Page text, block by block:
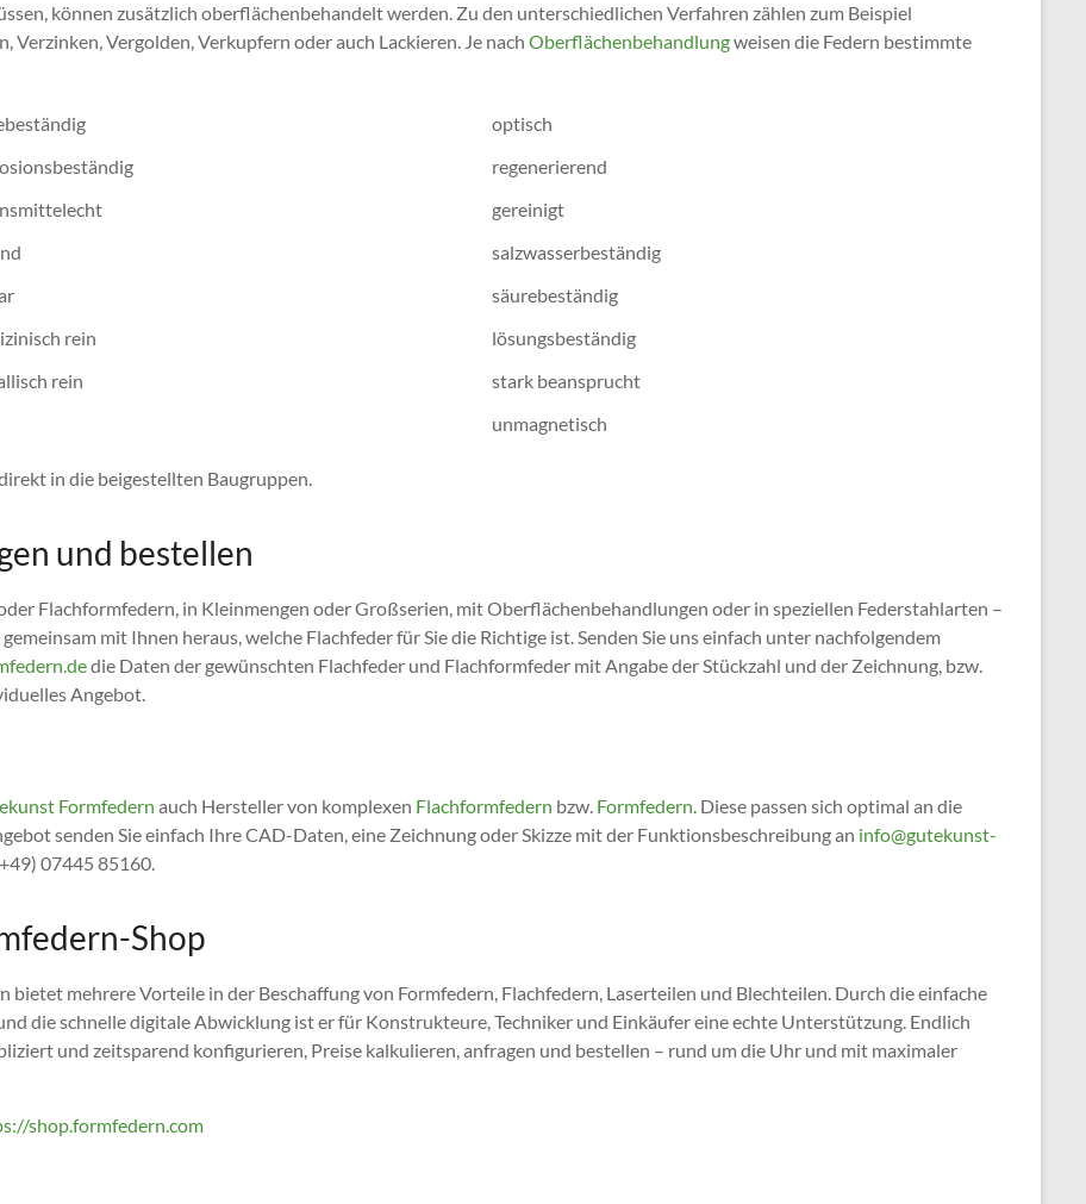
können zusätzlich oberflächenbehandelt werden. Zu den unterschiedlichen Verfahren zählen zum Beispiel
Vergolden, Verkupfern oder auch Lackieren. Je nach Oberflächenbehandlungweisen die Federn bestimmte
optisch
regenerierend
gereinigt
salzwasserbeständig
säurebeständig
rein
lösungsbeständig
rein
stark beansprucht
unmagnetisch
in die beigestellten Baugruppen.
und bestellen
Flachformfedern, in Kleinmengen oder Großserien, mit Oberflächenbehandlungen oder in speziellen Federstahlarten –
mit Ihnen heraus, welche Flachfeder für Sie die Richtige ist. Senden Sie uns einfach unter nachfolgendem
die Daten der gewünschten Flachfeder und Flachformfeder mit Angabe der Stückzahl und der Zeichnung, bzw.
Angebot.
Formfedern auch Hersteller von komplexen Flachformfedern bzw. Formfedern. Diese passen sich optimal an die
senden Sie einfach Ihre CAD-Daten, eine Zeichnung oder Skizze mit der Funktionsbeschreibung an info@gutekunst-
07445 85160.
Shop
mehrere Vorteile in der Beschaffung von Formfedern, Flachfedern, Laserteilen und Blechteilen. Durch die einfache
die schnelle digitale Abwicklung ist er für Konstrukteure, Techniker und Einkäufer eine echte Unterstützung. Endlich
und zeitsparend konfigurieren, Preise kalkulieren, anfragen und bestellen – rund um die Uhr und mit maximaler
shop.formfedern.com